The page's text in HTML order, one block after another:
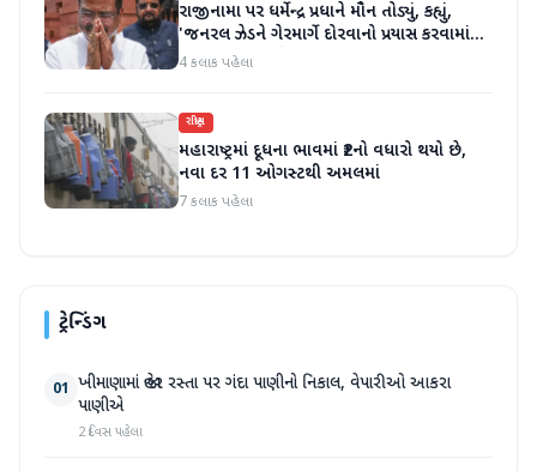
રાજીનામા પર ધર્મેન્દ્ર પ્રધાને મૌન તોડ્યું, કહ્યું,
'જનરલ ઝેડને ગેરમાર્ગે દોરવાનો પ્રયાસ કરવામાં
આવ્યો, મારા માટે પદ મહત્વનું નથી'
4 કલાક પહેલા
રાષ્ટ્રીય
મહારાષ્ટ્રમાં દૂધના ભાવમાં ₹2નો વધારો થયો છે,
નવા દર 11 ઓગસ્ટથી અમલમાં
7 કલાક પહેલા
ટ્રેન્ડિંગ
01 ખીમાણામાં જાહેર રસ્તા પર ગંદા પાણીનો નિકાલ, વેપારીઓ આકરા
પાણીએ
2 દિવસ પહેલા